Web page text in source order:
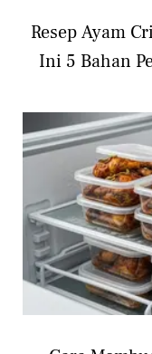
Resep Ayam
Ini 5 Bahan